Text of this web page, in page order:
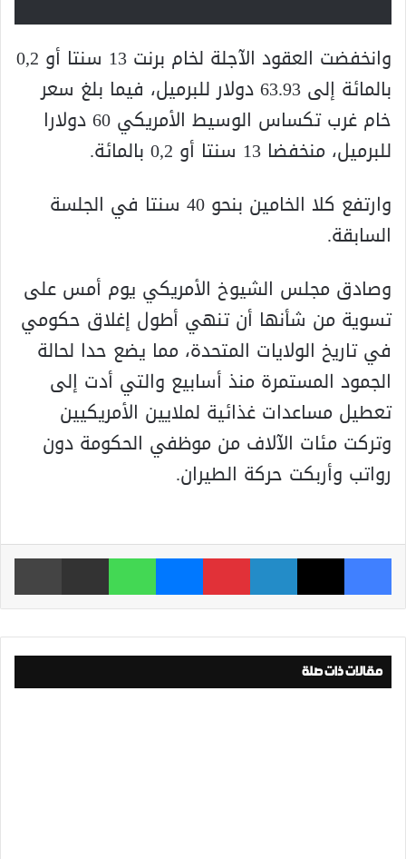
وانخفضت العقود الآجلة لخام برنت 13 سنتا أو 0,2
بالمائة إلى 63.93 دولار للبرميل، فيما بلغ سعر
خام غرب تكساس الوسيط الأمريكي 60 دولارا
للبرميل، منخفضا 13 سنتا أو 0,2 بالمائة.
وارتفع كلا الخامين بنحو 40 سنتا في الجلسة
السابقة.
وصادق مجلس الشيوخ الأمريكي يوم أمس على
تسوية من شأنها أن تنهي أطول إغلاق حكومي
في تاريخ الولايات المتحدة، مما يضع حدا لحالة
الجمود المستمرة منذ أسابيع والتي أدت إلى
تعطيل مساعدات غذائية لملايين الأمريكيين
وتركت مئات الآلاف من موظفي الحكومة دون
رواتب وأربكت حركة الطيران.
فيسبوك ‫X لينكدإن بينتيريست ماسنجر واتساب مشاركة عبر البريد
مقالات ذات صلة